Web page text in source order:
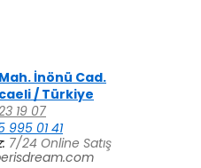
İnönü Cad.
/ Türkiye
19 07
995 01 41
7/24 Online Satış